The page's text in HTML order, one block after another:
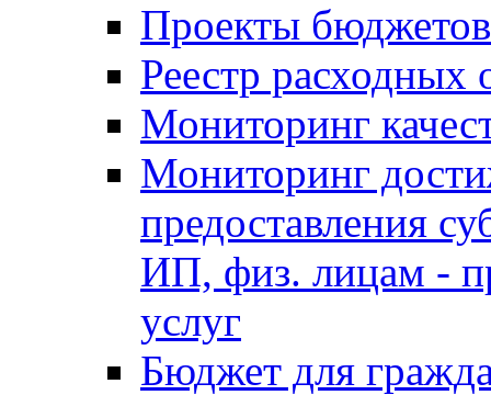
Проекты бюджетов
Реестр расходных
Мониторинг
Мониторинг
предоставления
ИП, физ. лицам -
услуг
Бюджет для